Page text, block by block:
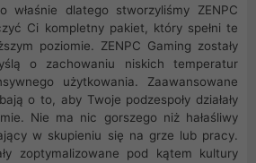
właśnie dlatego stworzyliśmy ZENPC
Ci kompletny pakiet, który spełni te
poziomie. ZENPC Gaming zostały
o zachowaniu niskich temperatur
użytkowania. Zaawansowane
o to, aby Twoje podzespoły działały
Nie ma nic gorszego niż hałaśliwy
w skupieniu się na grze lub pracy.
zoptymalizowane pod kątem kultury